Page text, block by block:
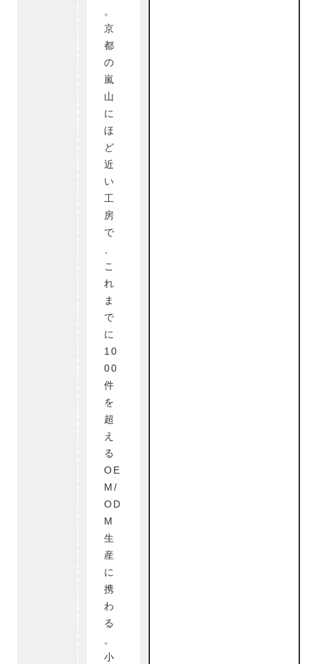
。
京
都
の
嵐
山
に
ほ
ど
近
い
工
房
で
こ
れ
ま
で
に
10
00
件
を
超
え
る
OE
M/
OD
M
生
産
に
携
わ
る
。
小